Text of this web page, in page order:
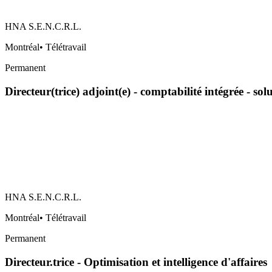
HNA S.E.N.C.R.L.
Montréal• Télétravail
Permanent
Directeur(trice) adjoint(e) - comptabilité intégrée -
HNA S.E.N.C.R.L.
Montréal• Télétravail
Permanent
Directeur.trice - Optimisation et intelligence d'affaires